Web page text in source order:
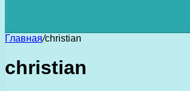
Главная/christian
christian